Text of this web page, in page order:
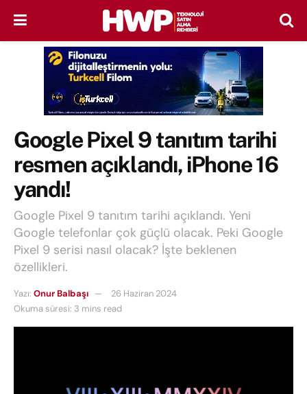
Google Pixel 9 tanıtım tarihi
resmen açıklandı, iPhone 16
yandı!
Google Pixel 9 tanıtım tarihi açıklandı. Yeni
Google telefonlar çok güçlü olacak. Peki Google
Pixel 9 serisi nasıl olacak? İşte beklenen
özellikleri.
Yazı: Onur Balbaşı
26 Haziran 2024
Okuma süresi: 3 mins read